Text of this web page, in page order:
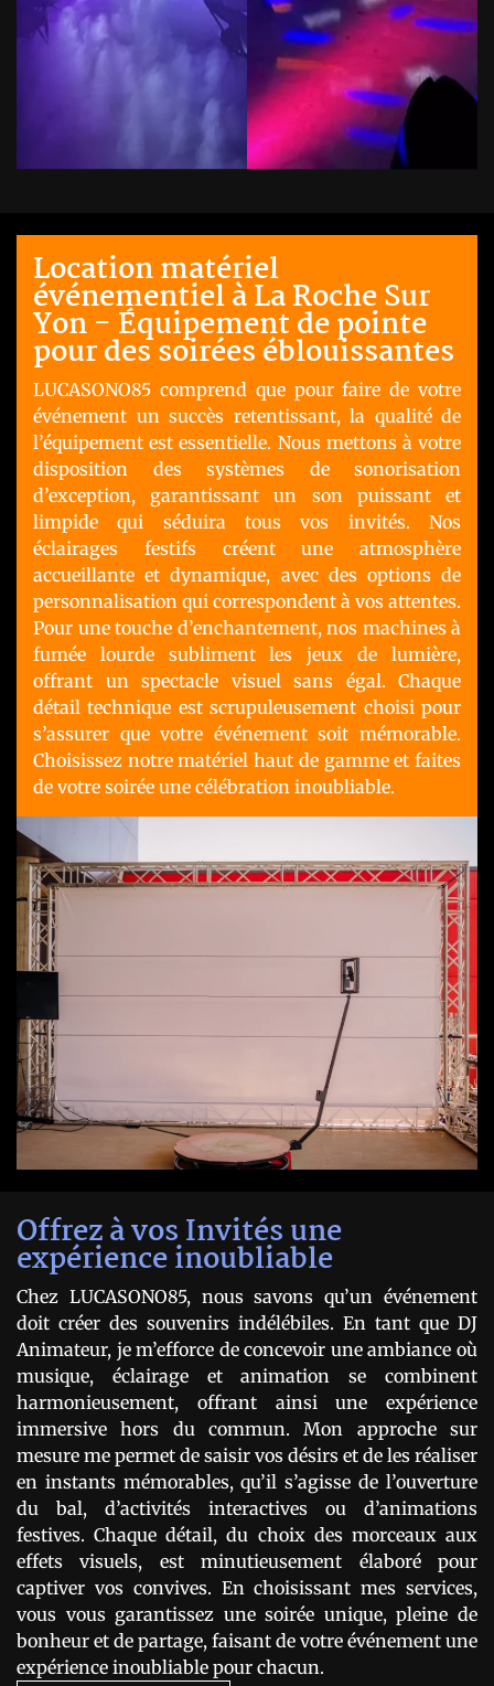
Location matériel
événementiel à La Roche Sur
Yon - Équipement de pointe
pour des soirées éblouissantes
LUCASONO85 comprend que pour faire de votre
événement un succès retentissant, la qualité de
l’équipement est essentielle. Nous mettons à votre
disposition des systèmes de sonorisation
d’exception, garantissant un son puissant et
limpide qui séduira tous vos invités. Nos
éclairages festifs créent une atmosphère
accueillante et dynamique, avec des options de
personnalisation qui correspondent à vos attentes.
Pour une touche d’enchantement, nos machines à
fumée lourde subliment les jeux de lumière,
offrant un spectacle visuel sans égal. Chaque
détail technique est scrupuleusement choisi pour
s’assurer que votre événement soit mémorable.
Choisissez notre matériel haut de gamme et faites
de votre soirée une célébration inoubliable.
Offrez à vos Invités une
expérience inoubliable
Chez LUCASONO85, nous savons qu’un événement
doit créer des souvenirs indélébiles. En tant que DJ
Animateur, je m’efforce de concevoir une ambiance où
musique, éclairage et animation se combinent
harmonieusement, offrant ainsi une expérience
immersive hors du commun. Mon approche sur
mesure me permet de saisir vos désirs et de les réaliser
en instants mémorables, qu’il s’agisse de l’ouverture
du bal, d’activités interactives ou d’animations
festives. Chaque détail, du choix des morceaux aux
effets visuels, est minutieusement élaboré pour
captiver vos convives. En choisissant mes services,
vous vous garantissez une soirée unique, pleine de
bonheur et de partage, faisant de votre événement une
expérience inoubliable pour chacun.